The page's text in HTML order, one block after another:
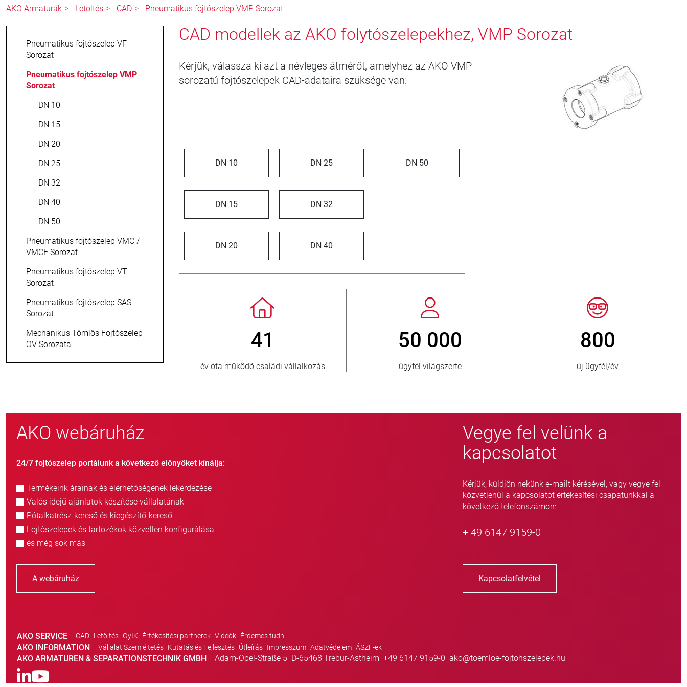
AKO Armaturák Letöltés CAD Pneumatikus fojtószelep VMP Sorozat
Pneumatikus fojtószelep VF
Sorozat
Pneumatikus fojtószelep VMP
Sorozat
DN 10
DN 15
DN 20
DN 25
DN 32
DN 40
DN 50
Pneumatikus fojtószelep VMC /
VMCE Sorozat
Pneumatikus fojtószelep VT
Sorozat
Pneumatikus fojtószelep SAS
Sorozat
Mechanikus Tömlös Fojtószelep
OV Sorozata
CAD modellek az AKO folytószelepekhez, VMP Sorozat
Kérjük, válassza ki azt a névleges átmérőt, amelyhez az AKO VMP
sorozatú fojtószelepek CAD-adataira szüksége van:
DN 10
DN 15
DN 20
DN 25
DN 32
DN 40
DN 50
50 000 800
új ügyfél/év
> 3 500 000
eladott egység
150
ellátott ország
AKO webáruház
24/7 fojtószelep portálunk a következő előnyöket kínálja:
Termékeink árainak és elérhetőségének lekérdezése
Valós idejű ajánlatok készítése vállalatának
Pótalkatrész-kereső és kiegészítő-kereső
Fojtószelepek és tartozékok közvetlen konfigurálása
és még sok más
A webáruház
Vegye fel velünk a
kapcsolatot
Kérjük, küldjön nekünk e-mailt kérésével, vagy vegye fel
közvetlenül a kapcsolatot értékesítési csapatunkkal a
következő telefonszámon:
+ 49 6147 9159-0
Kapcsolatfelvétel
AKO SERVICE CAD Letöltés GyIK Értékesítési partnerek Videók Érdemes tudni
AKO INFORMATION Vállalat Szemléltetés Kutatás és Fejlesztés Útleírás Impresszum Adatvédelem ÁSZF-ek
AKO ARMATUREN & SEPARATIONSTECHNIK GMBH Adam-Opel-Straße 5 D-65468 Trebur-Astheim +49 6147 9159-0 ako@toemloe-fojtohszelepek.hu